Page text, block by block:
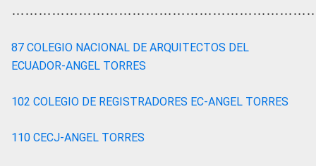
87 COLEGIO NACIONAL DE ARQUITECTOS DEL
ECUADOR-ANGEL TORRES
102 COLEGIO DE REGISTRADORES EC-ANGEL TORRES
110 CECJ-ANGEL TORRES